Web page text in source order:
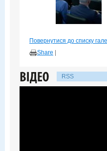
Повернутися до списку
Share
RSS